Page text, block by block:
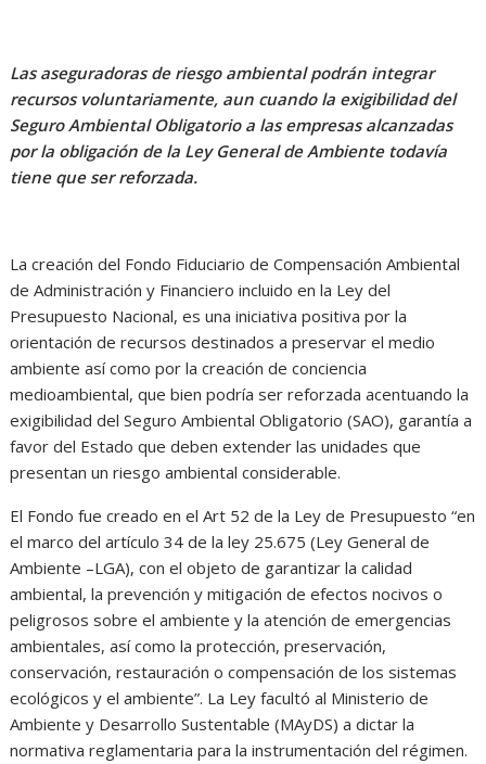
Las aseguradoras de riesgo ambiental podrán integrar
recursos voluntariamente, aun cuando la exigibilidad del
Seguro Ambiental Obligatorio a las empresas alcanzadas
por la obligación de la Ley General de Ambiente todavía
tiene que ser reforzada.
La creación del Fondo Fiduciario de Compensación Ambiental
de Administración y Financiero incluido en la Ley del
Presupuesto Nacional, es una iniciativa positiva por la
orientación de recursos destinados a preservar el medio
ambiente así como por la creación de conciencia
medioambiental, que bien podría ser reforzada acentuando la
exigibilidad del Seguro Ambiental Obligatorio (SAO), garantía a
favor del Estado que deben extender las unidades que
presentan un riesgo ambiental considerable.
El Fondo fue creado en el Art 52 de la Ley de Presupuesto “en
el marco del artículo 34 de la ley 25.675 (Ley General de
Ambiente –LGA), con el objeto de garantizar la calidad
ambiental, la prevención y mitigación de efectos nocivos o
peligrosos sobre el ambiente y la atención de emergencias
ambientales, así como la protección, preservación,
conservación, restauración o compensación de los sistemas
ecológicos y el ambiente”. La Ley facultó al Ministerio de
Ambiente y Desarrollo Sustentable (MAyDS) a dictar la
normativa reglamentaria para la instrumentación del régimen.